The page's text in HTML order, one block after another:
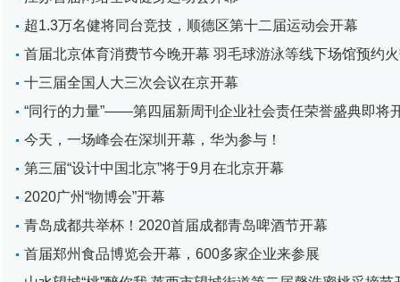
超1.3万名健将同台竞技，顺德区第十二届运动会开幕
首届北京体育消费节今晚开幕 羽毛球游泳等线下场馆预约
十三届全国人大三次会议在京开幕
“同行的力量”——第四届新周刊企业社会责任荣誉盛典即将
今天，一场峰会在深圳开幕，华为参与！
第三届“设计中国北京”将于9月在北京开幕
2020广州“物博会”开幕
青岛成都共举杯！2020首届成都青岛啤酒节开幕
首届郑州食品博览会开幕，600多家企业来参展